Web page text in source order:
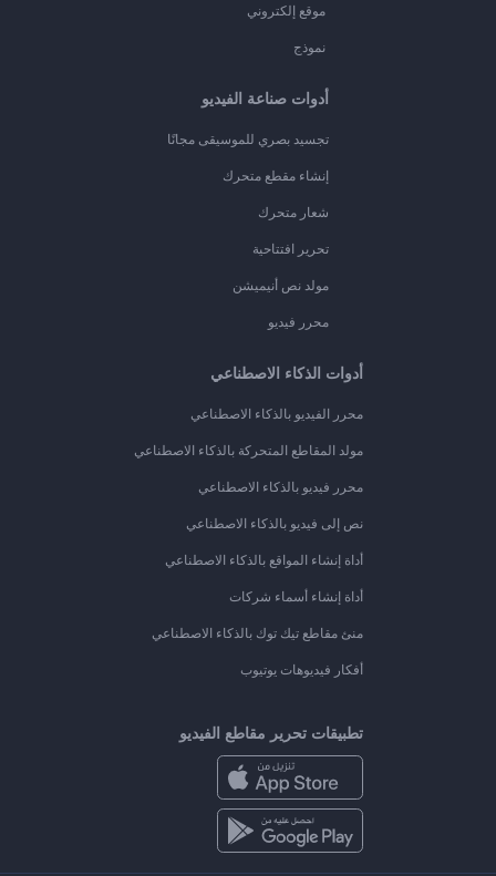
موقع إلكتروني
نموذج
أدوات صناعة الفيديو
تجسيد بصري للموسيقى مجانًا
إنشاء مقطع متحرك
شعار متحرك
تحرير افتتاحية
مولد نص أنيميشن
محرر فيديو
أدوات الذكاء الاصطناعي
محرر الفيديو بالذكاء الاصطناعي
مولد المقاطع المتحركة بالذكاء الاصطناعي
محرر فيديو بالذكاء الاصطناعي
نص إلى فيديو بالذكاء الاصطناعي
أداة إنشاء المواقع بالذكاء الاصطناعي
أداة إنشاء أسماء شركات
منئ مقاطع تيك توك بالذكاء الاصطناعي
أفكار فيديوهات يوتيوب
تطبيقات تحرير مقاطع الفيديو